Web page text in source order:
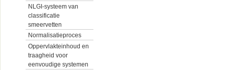
NLGI-systeem van
classificatie
smeervetten
Normalisatieproces
Oppervlakteinhoud en
traagheid voor
eenvoudige systemen